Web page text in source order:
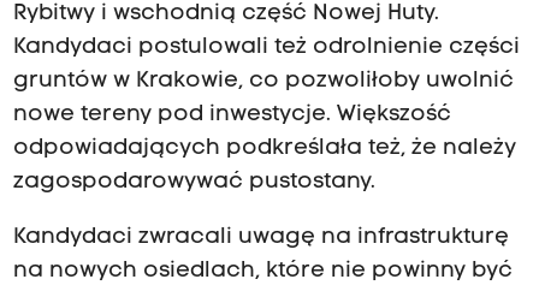
Rybitwy i wschodnią część Nowej Huty.
Kandydaci postulowali też odrolnienie części
gruntów w Krakowie, co pozwoliłoby uwolnić
nowe tereny pod inwestycje. Większość
odpowiadających podkreślała też, że należy
zagospodarowywać pustostany.
Kandydaci zwracali uwagę na infrastrukturę
na nowych osiedlach, które nie powinny być